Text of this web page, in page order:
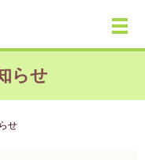
メ
らせ
せ